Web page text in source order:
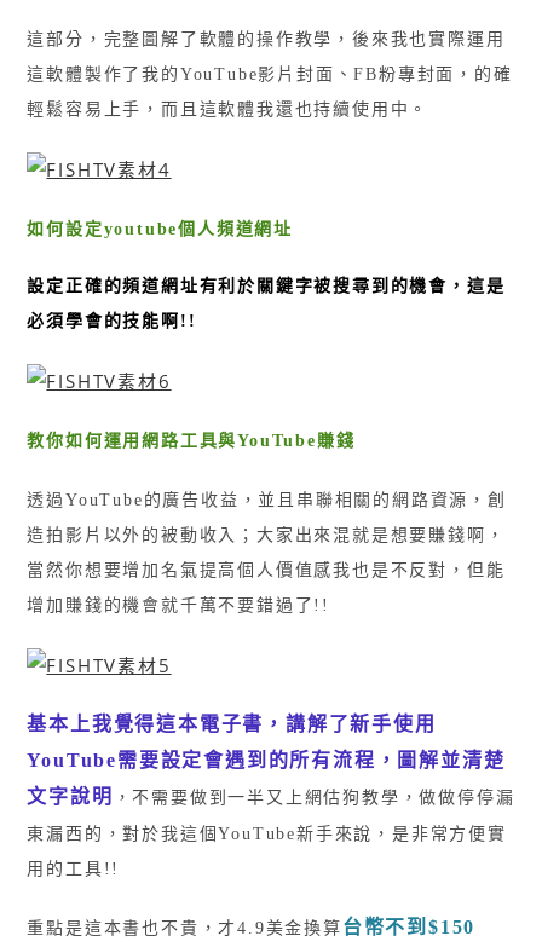
這部分，完整圖解了軟體的操作教學，後來我也實際運用
這軟體製作了我的YouTube影片封面、FB粉專封面，的確
輕鬆容易上手，而且這軟體我還也持續使用中。
如何設定youtube個人頻道網址
設定正確的頻道網址有利於關鍵字被搜尋到的機會，這是
必須學會的技能啊!!
教你如何運用網路工具與YouTube 賺錢
透過YouTube的廣告收益，並且串聯相關的網路資源，創
造拍影片以外的被動收入；大家出來混就是想要賺錢啊，
當然你想要增加名氣提高個人價值感我也是不反對，但能
增加賺錢的機會就千萬不要錯過了!!
基本上我覺得這本電子書，講解了新手使用
YouTube需要設定會遇到的所有流程，圖解並清楚
文字說明 ，不需要做到一半又上網估狗教學，做做停停漏
東漏西的，對於我這個YouTube新手來說，是非常方便實
用的工具!!
重點是這本書也不貴，才4.9美金換算 台幣不到$150